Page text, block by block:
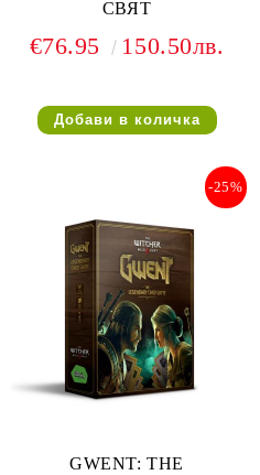
СВЯТ
€76.95 150.50лв.
GWENT: THE
-25%